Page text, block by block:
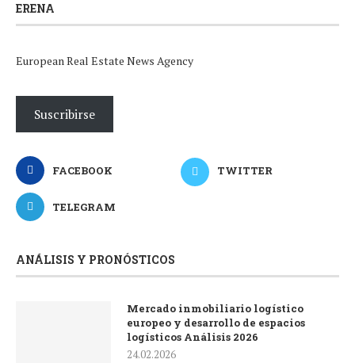
ERENA
European Real Estate News Agency
Suscribirse
FACEBOOK TWITTER
TELEGRAM
ANÁLISIS Y PRONÓSTICOS
Mercado inmobiliario logístico
europeo y desarrollo de espacios
logísticos Análisis 2026
24.02.2026